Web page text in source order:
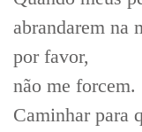
abrandarem na
por favor,
não me forcem.
Caminhar para